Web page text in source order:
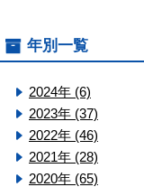
年別一覧
2024年 (6)
2023年 (37)
2022年 (46)
2021年 (28)
2020年 (65)